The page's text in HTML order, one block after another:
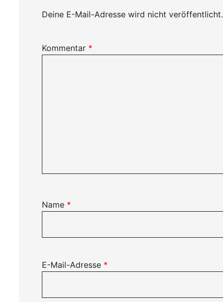
Deine E-Mail-Adresse wird nicht veröffentlicht.
Kommentar *
Name *
E-Mail-Adresse *